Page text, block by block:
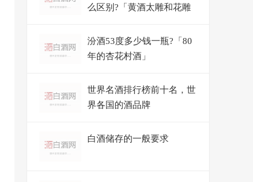
么区别?「黄酒太雕和花雕
汾酒53度多少钱一瓶?「80
年的杏花村酒」
世界名酒排行榜前十名，世
界各国的酒品牌
白酒储存的一般要求